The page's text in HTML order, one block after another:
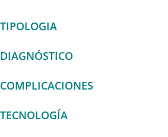
TIPOLOGIA
DIAGNÓSTICO
COMPLICACIONES
TECNOLOGÍA